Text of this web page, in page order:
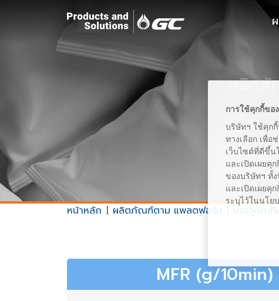
ผลิตภั
หน้าหลัก ผลิตภัณฑ์ตาม แพลตฟอร์ม บรรจุภัณฑ์
MFR (g/10min)
การใช้คุกกี้ขอ
บริษัทฯ ใช้คุก
ทางเลือก เพื่อ
เว็บไซต์ที่ดีขึ้น
และเปิดเผยคุ
ของบริษัทฯ ทั้
และเปิดเผยคุ
ระบุไว้ในนโย